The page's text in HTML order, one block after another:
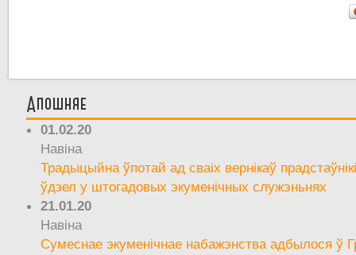
Апошняе
01.02.20
Навіна
Традыцыйна ўпотай ад сваіх вернікаў
ўдзел у штогадовых экуменічных служэньнях
21.01.20
Навіна
Сумеснае экуменічнае набажэнства адбылося ў